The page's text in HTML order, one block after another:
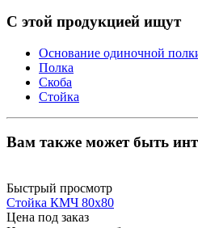
С этой продукцией ищут
Основание одиночной
Полка
Скоба
Стойка
Вам также может быть
Быстрый просмотр
Стойка КМЧ 80х80
Цена под заказ